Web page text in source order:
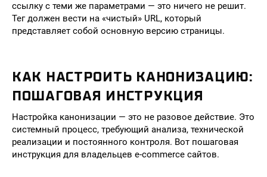
ссылку с теми же параметрами — это ничего не решит.
Тег должен вести на «чистый» URL, который
представляет собой основную версию страницы.
КАК НАСТРОИТЬ КАНОНИЗАЦИЮ:
ПОШАГОВАЯ ИНСТРУКЦИЯ
Настройка канонизации — это не разовое действие. Это
системный процесс, требующий анализа, технической
реализации и постоянного контроля. Вот пошаговая
инструкция для владельцев e-commerce сайтов.